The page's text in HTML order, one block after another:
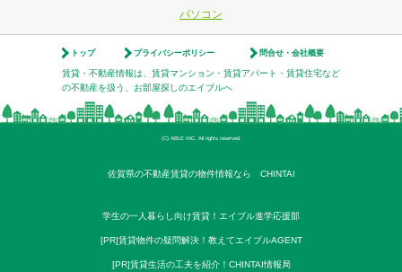
パソコン
トップ プライバシーポリシー 問合せ・会社概要
賃貸・不動産情報は、賃貸マンション・賃貸アパート・賃貸住宅など
の不動産を扱う、お部屋探しのエイブルへ
(C) ABLE INC. All rights reserved.
佐賀県の不動産賃貸の物件情報なら CHINTAI
学生の一人暮らし向け賃貸！エイブル進学応援部
[PR]賃貸物件の疑問解決！教えてエイブルAGENT
[PR]賃貸生活の工夫を紹介！CHINTAI情報局